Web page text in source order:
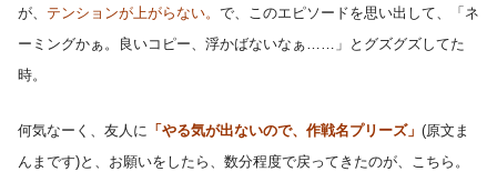
が、 テンションが上がらない。 で、このエピソードを思い出して、「ネ
ーミングかぁ。良いコピー、浮かばないなぁ……」とグズグズしてた
時。
何気なーく、友人に 「やる気が出ないので、作戦名プリーズ」 (原文ま
んまです)と、お願いをしたら、数分程度で戻ってきたのが、こちら。